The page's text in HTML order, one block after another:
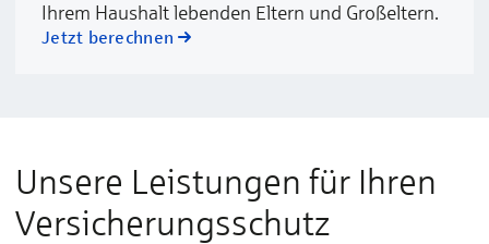
Ihrem Haushalt lebenden Eltern und Großeltern.
Jetzt berechnen
Unsere Leistungen für Ihren
Versicherungsschutz